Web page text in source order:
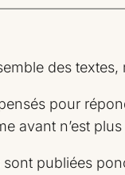
des
pour
avant n’est
sont publiées